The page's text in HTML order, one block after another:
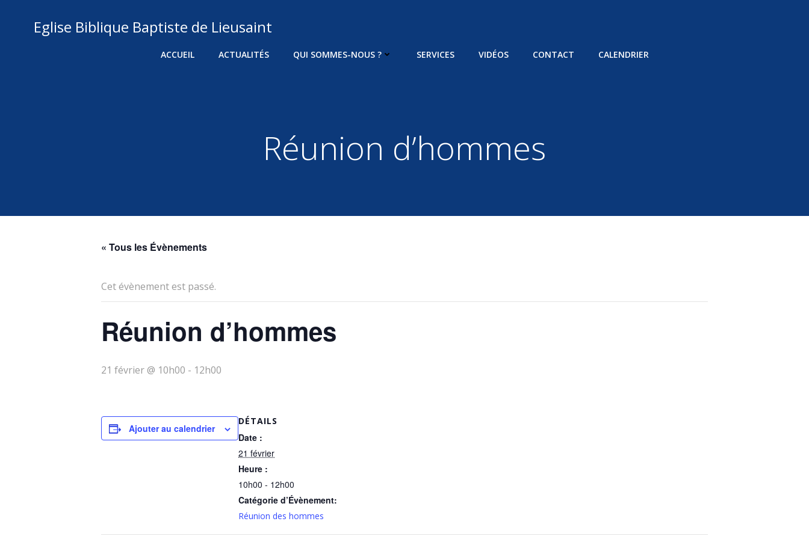
contenuEglise Biblique Baptiste de Lieusaint
ACCUEIL ACTUALITÉS QUI SOMMES-NOUS ? SERVICES VIDÉOS CONTACT CALENDRIER
Réunion d’hommes
« Tous les Évènements
Cet évènement est passé.
Réunion d’hommes
21 février @ 10h00 - 12h00
Ajouter au calendrier
DÉTAILS
Date :
21 février
Heure :
10h00 - 12h00
Catégorie d’Évènement:
Réunion des hommes